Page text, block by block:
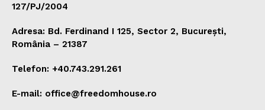
127/PJ/2004
Adresa: Bd. Ferdinand I 125, Sector 2, București,
România – 21387
Telefon: +40.743.291.261
E-mail: office@freedomhouse.ro